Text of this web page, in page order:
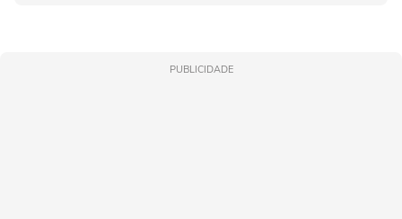
PUBLICIDADE